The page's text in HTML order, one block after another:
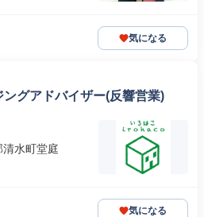
気になる
グアドバイザー(反響営業)
水町堂庭
気になる